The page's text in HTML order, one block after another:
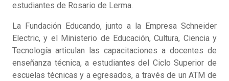
estudiantes de Rosario de Lerma.
La Fundación Educando, junto a la Empresa Schneider
Electric, y el Ministerio de Educación, Cultura, Ciencia y
Tecnología articulan las capacitaciones a docentes de
enseñanza técnica, a estudiantes del Ciclo Superior de
escuelas técnicas y a egresados, a través de un ATM de